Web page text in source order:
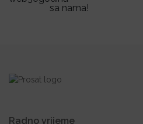
sa nama!
Radno vrijeme